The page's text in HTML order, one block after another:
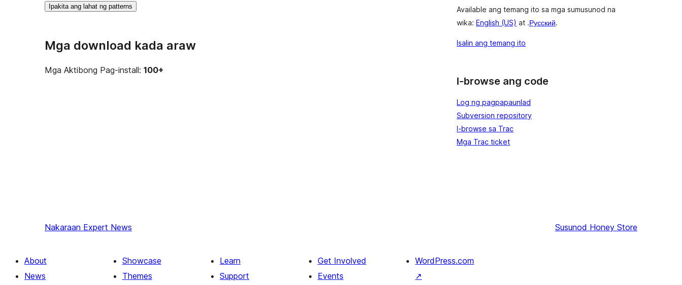
Ipakita ang lahat ng patterns
Mga download kada araw
Mga Aktibong Pag-install: 100+
Available ang temang ito sa mga sumusunod na
wika: English (US) at .Русский.
Isalin ang temang ito
I-browse ang code
Log ng pagpapaunlad
Subversion repository
I-browse sa Trac
Mga Trac ticket
Nakaraan Expert News Susunod Honey Store
About
News
Showcase
Themes
Learn
Support
Get Involved
Events
WordPress.com
↗